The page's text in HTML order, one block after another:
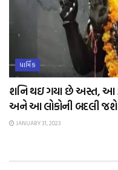
ધાર્મિક
શનિ થઇ ગયા છે અસ્ત, આ
અને આ લોકોની બદલી
JANUARY 31, 2023